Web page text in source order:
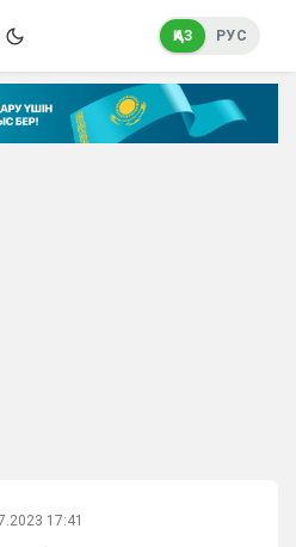
ҚАЗ РУС
17:41